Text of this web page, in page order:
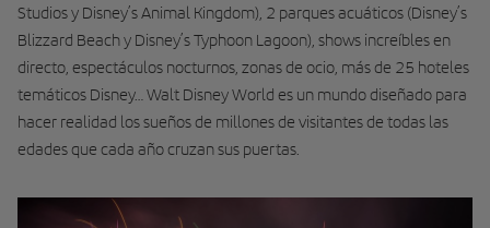
Studios y Disney’s Animal Kingdom), 2 parques acuáticos (Disney’s
Blizzard Beach y Disney’s Typhoon Lagoon), shows increíbles en
directo, espectáculos nocturnos, zonas de ocio, más de 25 hoteles
temáticos Disney… Walt Disney World es un mundo diseñado para
hacer realidad los sueños de millones de visitantes de todas las
edades que cada año cruzan sus puertas.